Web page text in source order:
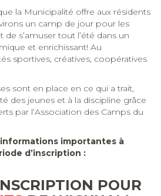
la Municipalité offre aux résidents
un camp de jour pour les
s’amuser tout l’été dans un
et enrichissant! Au
sportives, créatives, coopératives
sont en place en ce qui a trait,
des jeunes et à la discipline grâce
par l’Association des Camps du
importantes à
d’inscription :
POUR